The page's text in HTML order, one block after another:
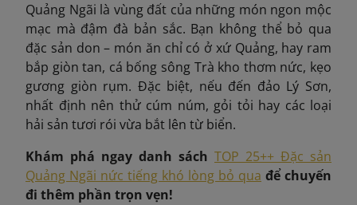
Quảng Ngãi là vùng đất của những món ngon mộc
mạc mà đậm đà bản sắc. Bạn không thể bỏ qua
đặc sản don – món ăn chỉ có ở xứ Quảng, hay ram
bắp giòn tan, cá bống sông Trà kho thơm nức, kẹo
gương giòn rụm. Đặc biệt, nếu đến đảo Lý Sơn,
nhất định nên thử cúm núm, gỏi tỏi hay các loại
hải sản tươi rói vừa bắt lên từ biển.
Khám phá ngay danh sách TOP 25++ Đặc sản
Quảng Ngãi nức tiếng khó lòng bỏ qua để chuyến
đi thêm phần trọn vẹn!